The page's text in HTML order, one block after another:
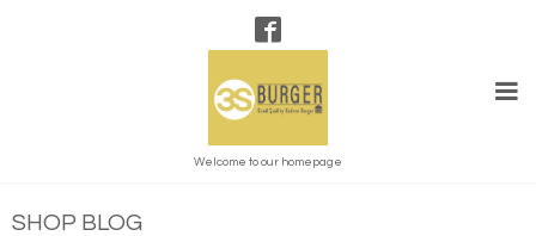
Welcome to our homepage
SHOP BLOG